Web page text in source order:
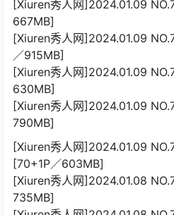
[Xiuren秀人网]2024.01.09
667MB]
[Xiuren秀人网]2024.01.09
／915MB]
[Xiuren秀人网]2024.01.09
630MB]
[Xiuren秀人网]2024.01.09
790MB]
[Xiuren秀人网]2024.01.09
[70+1P／603MB]
[Xiuren秀人网]2024.01.08
735MB]